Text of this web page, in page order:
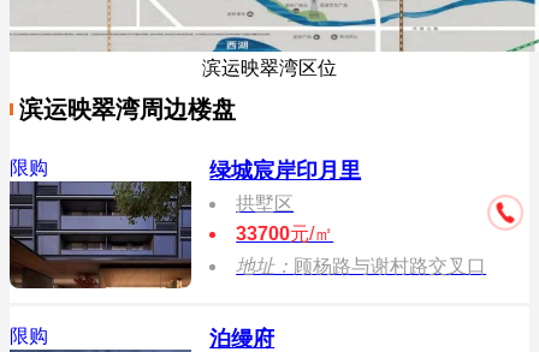
滨运映翠湾区位
滨运映翠湾周边楼盘
限购 绿城宸岸印月里
拱墅区
33700元/㎡
地址： 顾杨路与谢村路交叉口
限购 泊缦府